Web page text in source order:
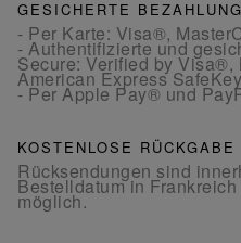
GESICHERTE BEZAHLUNG
- Per Karte: Visa®,
- Authentifizierte und
Secure: Verified by
American Express
- Per Apple Pay® und
KOSTENLOSE RÜCKGABE
Rücksendungen sind
Bestelldatum in
möglich.